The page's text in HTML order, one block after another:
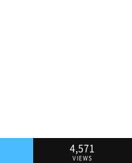
4,571
VIEWS